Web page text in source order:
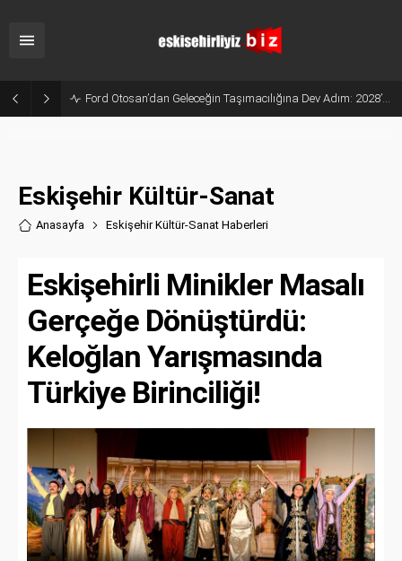
Ford Otosan’dan Geleceğin Taşımacılığına Dev Adım: 2028’de Yollarda Olacak!
Eskişehir Kültür-Sanat
Anasayfa Eskişehir Kültür-Sanat Haberleri
Eskişehirli Minikler Masalı
Gerçeğe Dönüştürdü:
Keloğlan Yarışmasında
Türkiye Birinciliği!